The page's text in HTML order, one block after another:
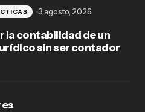
la contabilidad de un
sin ser contador
3 agosto, 2026